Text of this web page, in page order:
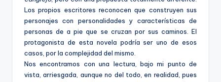
Los propios escritores reconocen que construyen sus
personajes con personalidades y características de
personas de a pie que se cruzan por sus caminos. El
protagonista de esta novela podría ser uno de esos
casos, por la complejidad del mismo.
Nos encontramos con una lectura, bajo mi punto de
vista, arriesgada, aunque no del todo, en realidad, pues